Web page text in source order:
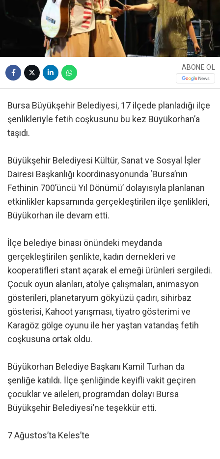
ABONE OL
Bursa Büyükşehir Belediyesi, 17 ilçede planladığı ilçe
şenlikleriyle fetih coşkusunu bu kez Büyükorhan’a
taşıdı.
Büyükşehir Belediyesi Kültür, Sanat ve Sosyal İşler
Dairesi Başkanlığı koordinasyonunda ‘Bursa’nın
Fethinin 700’üncü Yıl Dönümü’ dolayısıyla planlanan
etkinlikler kapsamında gerçekleştirilen ilçe şenlikleri,
Büyükorhan ile devam etti.
İlçe belediye binası önündeki meydanda
gerçekleştirilen şenlikte, kadın dernekleri ve
kooperatifleri stant açarak el emeği ürünleri sergiledi.
Çocuk oyun alanları, atölye çalışmaları, animasyon
gösterileri, planetaryum gökyüzü çadırı, sihirbaz
gösterisi, Kahoot yarışması, tiyatro gösterimi ve
Karagöz gölge oyunu ile her yaştan vatandaş fetih
coşkusuna ortak oldu.
Büyükorhan Belediye Başkanı Kamil Turhan da
şenliğe katıldı. İlçe şenliğinde keyifli vakit geçiren
çocuklar ve aileleri, programdan dolayı Bursa
Büyükşehir Belediyesi’ne teşekkür etti.
7 Ağustos’ta Keles’te